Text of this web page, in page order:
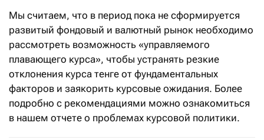
Мы считаем, что в период пока не сформируется
развитый фондовый и валютный рынок необходимо
рассмотреть возможность «управляемого
плавающего курса», чтобы устранять резкие
отклонения курса тенге от фундаментальных
факторов и заякорить курсовые ожидания. Более
подробно с рекомендациями можно ознакомиться
в нашем отчете о проблемах курсовой политики.